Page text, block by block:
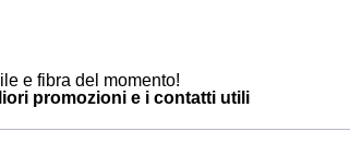
e fibra del momento!
promozioni e i contatti utili